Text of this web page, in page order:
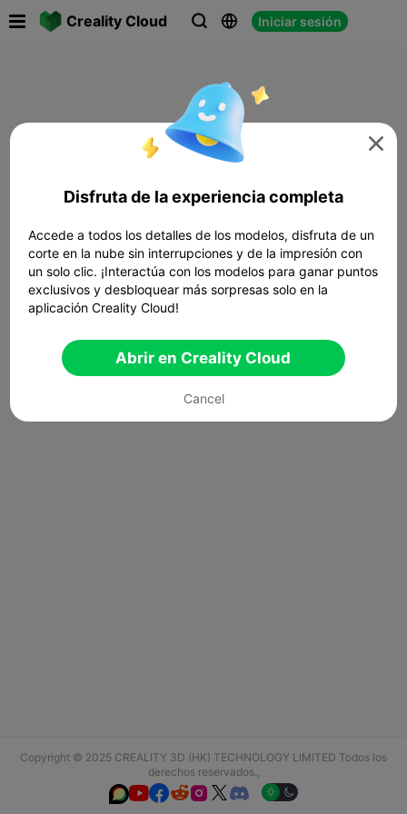
Creality Cloud   Iniciar sesión
Copyright © 2025 CREALITY 3D (HK) TECHNOLOGY LIMITED Todos los
derechos reservados.,
  

Disfruta de la experiencia completa
Accede a todos los detalles de los modelos, disfruta de un
corte en la nube sin interrupciones y de la impresión con
un solo clic. ¡Interactúa con los modelos para ganar puntos
exclusivos y desbloquear más sorpresas solo en la
aplicación Creality Cloud!
Abrir en Creality Cloud
Cancel